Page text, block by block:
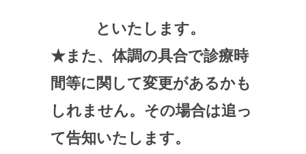
といたします。
★また、体調の具合で診療時
間等に関して変更があるかも
しれません。その場合は追っ
て告知いたします。